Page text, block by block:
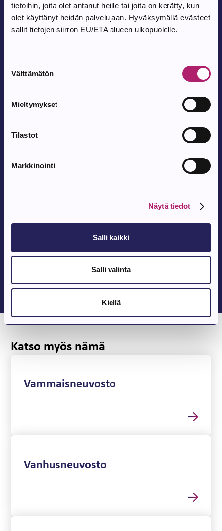
tietoihin, joita olet antanut heille tai joita on kerätty, kun
olet käyttänyt heidän palvelujaan. Hyväksymällä evästeet
sallit tietojen siirron EU/ETA alueen ulkopuolelle.
valinta
Välttämätön
Mieltymykset
Tilastot
Markkinointi
Näytä tiedot
Salli kaikki
Salli valinta
Kiellä
Nuorisovaltuusto, jäsen
Nuorisovaltuuston edustajat
Kaupunginvaltuusto: Elias Seppälä ja Venla Uusitalo
Sivistyslautakunta: Aleksandra Perepelytsia ja Evelina Podust
Tekninen lautakunta: Aleksandra Perepelytsia ja Evelina
Podust
Katso myös nämä
Vammaisneuvosto
Vanhusneuvosto